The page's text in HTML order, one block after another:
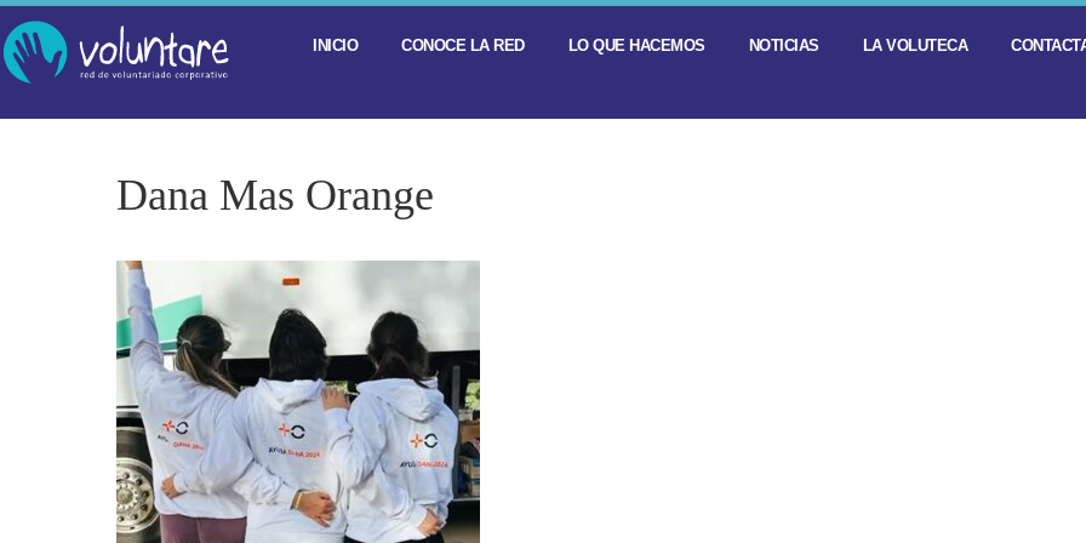
INICIO CONOCE LA RED LO QUE HACEMOS NOTICIAS LA VOLUTECA
Dana Mas Orange